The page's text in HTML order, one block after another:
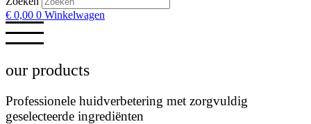
€ 0,00 0 Winkelwagen
our products
Professionele huidverbetering met zorgvuldig
geselecteerde ingrediënten